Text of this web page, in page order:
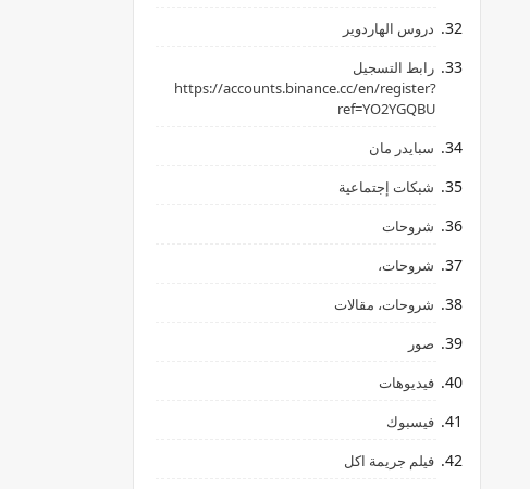
دروس الهاردوير
رابط ‏التسجيل
‏https://accounts.binance.cc/en/register?
ref=YO2YGQBU ‏
سبايدر مان
شبكات إجتماعية
شروحات
شروحات،
شروحات، مقالات
صور
فيديوهات
فيسبوك
فيلم جريمة اكل